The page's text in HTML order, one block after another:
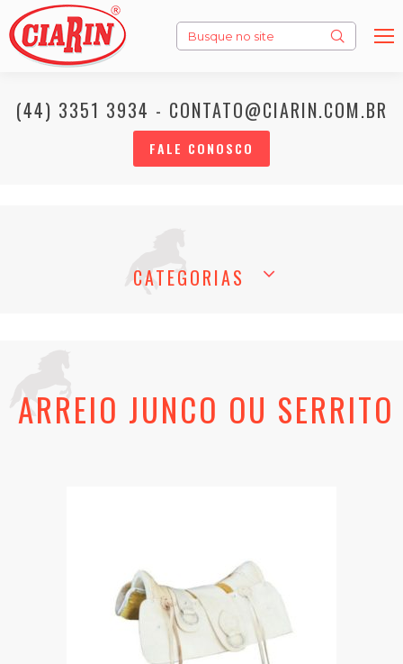
Search:
(44) 3351 3934 - CONTATO@CIARIN.COM.BR
FALE CONOSCO
CATEGORIAS
ARREIO JUNCO OU SERRITO